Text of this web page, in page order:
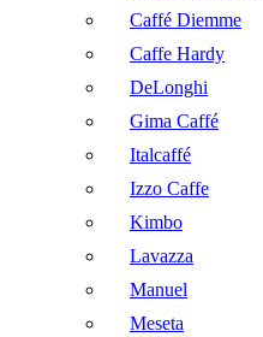
Caffé Diemme
Caffe Hardy
DeLonghi
Gima Caffé
Italcaffé
Izzo Caffe
Kimbo
Lavazza
Manuel
Meseta